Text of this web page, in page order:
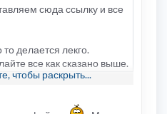
сюда ссылку и все
делается лекго.
все как сказано выше.
чтобы раскрыть...